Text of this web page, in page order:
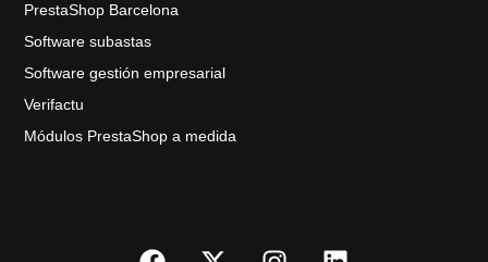
PrestaShop Barcelona
Software subastas
Software gestión empresarial
Verifactu
Módulos PrestaShop a medida